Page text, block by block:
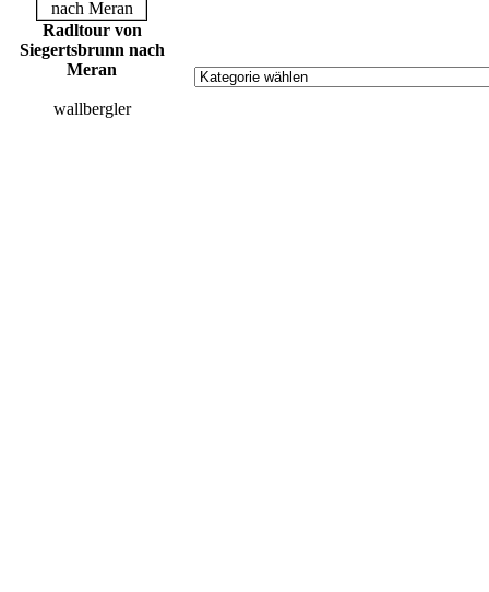
Radltour von
Siegertsbrunn nach
Meran
wallbergler